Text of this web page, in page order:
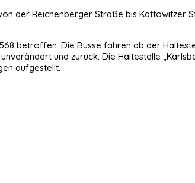
der Reichenberger Straße bis Kattowitzer
568 betroffen. Die Busse fahren ab der
und zurück. Die Haltestelle
aufgestellt.